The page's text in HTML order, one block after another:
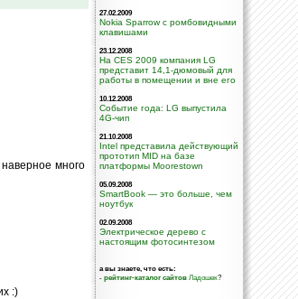
много
:)
27.02.2009
Nokia Sparrow с ромбовидными
клавишами
23.12.2008
На CES 2009 компания LG
представит 14,1-дюмовый для
работы в помещении и вне его
10.12.2008
Событие года: LG выпустила
4G-чип
21.10.2008
Intel представила действующий
прототип MID на базе
платформы Moorestown
05.09.2008
SmartBook — это больше, чем
ноутбук
02.09.2008
Электрическое дерево с
настоящим фотосинтезом
а вы знаете, что есть:
- рейтинг-каталог сайтов Ладошек?